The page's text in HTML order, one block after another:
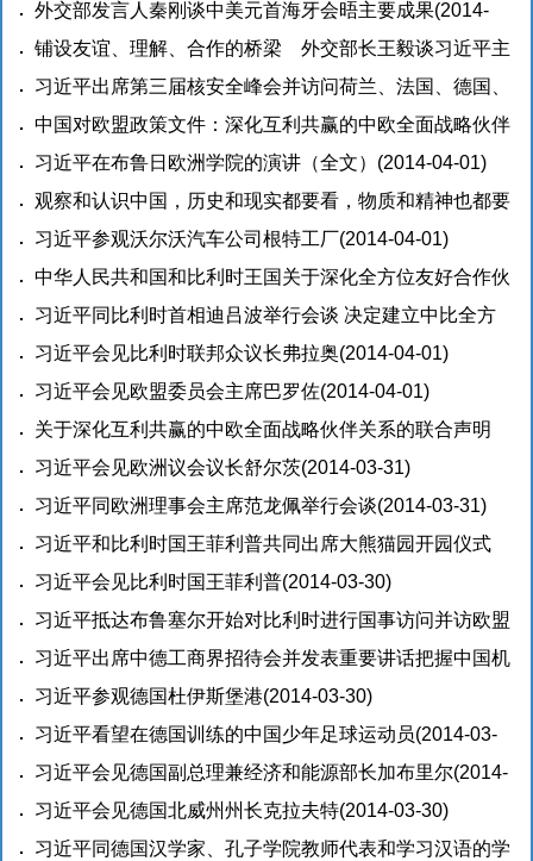
外交部发言人秦刚谈中美元首海牙会晤主要成果(2014-
04-10)
铺设友谊、理解、合作的桥梁 外交部长王毅谈习近平主
席出席荷兰核安全峰会 并访问欧洲四国和联合国教科文
组织总部、欧盟总部 (2014-04-02)
习近平出席第三届核安全峰会并访问荷兰、法国、德国、
比利时和联合国教科文组织总部、欧盟总部后返回北京
(2014-04-02)
中国对欧盟政策文件：深化互利共赢的中欧全面战略伙伴
关系(2014-04-02)
习近平在布鲁日欧洲学院的演讲（全文） (2014-04-01)
观察和认识中国，历史和现实都要看，物质和精神也都要
看 <br>习近平在欧洲学院发表重要演讲 <br>在亚欧大陆
架起友谊和合作之桥(2014-04-01)
习近平参观沃尔沃汽车公司根特工厂(2014-04-01)
中华人民共和国和比利时王国关于深化全方位友好合作伙
伴关系的联合声明（全文）(2014-04-01)
习近平同比利时首相迪吕波举行会谈 决定建立中比全方
位友好合作伙伴关系(2014-04-01)
习近平会见比利时联邦众议长弗拉奥(2014-04-01)
习近平会见欧盟委员会主席巴罗佐(2014-04-01)
关于深化互利共赢的中欧全面战略伙伴关系的联合声明
（全文） (2014-03-31)
习近平会见欧洲议会议长舒尔茨(2014-03-31)
习近平同欧洲理事会主席范龙佩举行会谈(2014-03-31)
习近平和比利时国王菲利普共同出席大熊猫园开园仪式
(2014-03-31)
习近平会见比利时国王菲利普(2014-03-30)
习近平抵达布鲁塞尔开始对比利时进行国事访问并访欧盟
总部(2014-03-30)
习近平出席中德工商界招待会并发表重要讲话把握中国机
遇，实现共同发展(2014-03-30)
习近平参观德国杜伊斯堡港(2014-03-30)
习近平看望在德国训练的中国少年足球运动员(2014-03-
30)
习近平会见德国副总理兼经济和能源部长加布里尔(2014-
03-30)
习近平会见德国北威州州长克拉夫特(2014-03-30)
习近平同德国汉学家、孔子学院教师代表和学习汉语的学